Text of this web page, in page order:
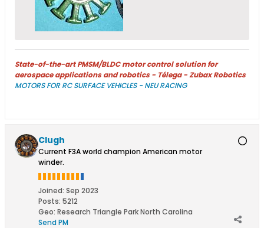
State-of-the-art PMSM/BLDC motor control solution for
aerospace applications and robotics - Télega - Zubax Robotics
MOTORS FOR RC SURFACE VEHICLES - NEU RACING
Clugh
Current F3A world champion American motor
winder.
Joined: Sep 2023
Posts: 5212
Geo: Research Triangle Park North Carolina
Send PM